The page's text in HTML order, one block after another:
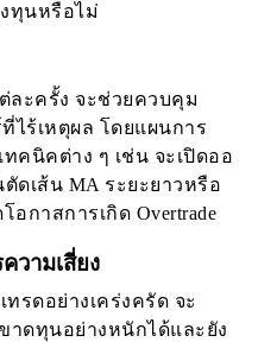
ทุนหรือไม่
ละครั้ง จะช่วยควบคุม
ไร้เหตุผล โดยแผนการ
คนิคต่าง ๆ เช่น จะเปิดออ
ตัดเส้น MA ระยะยาวหรือ
กาสการเกิด Overtrade
วามเสี่ยง
รดอย่างเคร่งครัด จะ
าดทุนอย่างหนักได้และยัง